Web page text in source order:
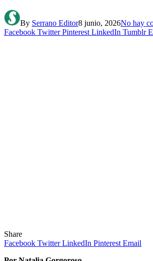
By Serrano Editor8 junio, 2026No hay
Facebook Twitter Pinterest LinkedIn Tumblr
Share
Facebook Twitter LinkedIn Pinterest Email